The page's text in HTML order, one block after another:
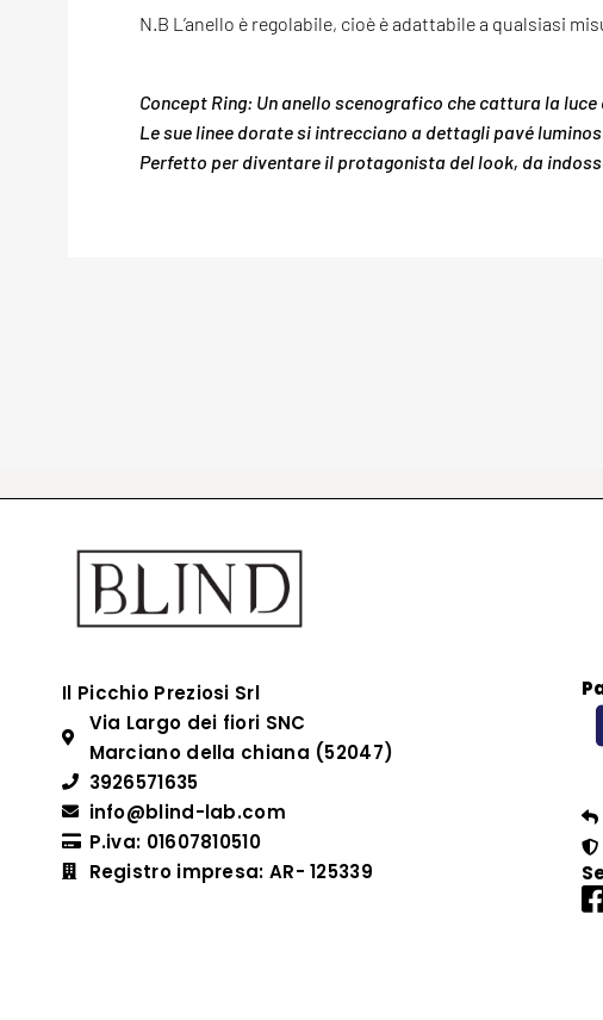
N.B L’anello è regolabile, cioè è adattabile a qualsiasi
Concept Ring: Un anello scenografico che cattura la luce
Le sue linee dorate si intrecciano a dettagli pavé
Perfetto per diventare il protagonista del look, da
Il Picchio Preziosi Srl
Via Largo dei fiori SNC
Marciano della chiana (52047)
3926571635
info@blind-lab.com
P.iva: 01607810510
Registro impresa: AR- 125339